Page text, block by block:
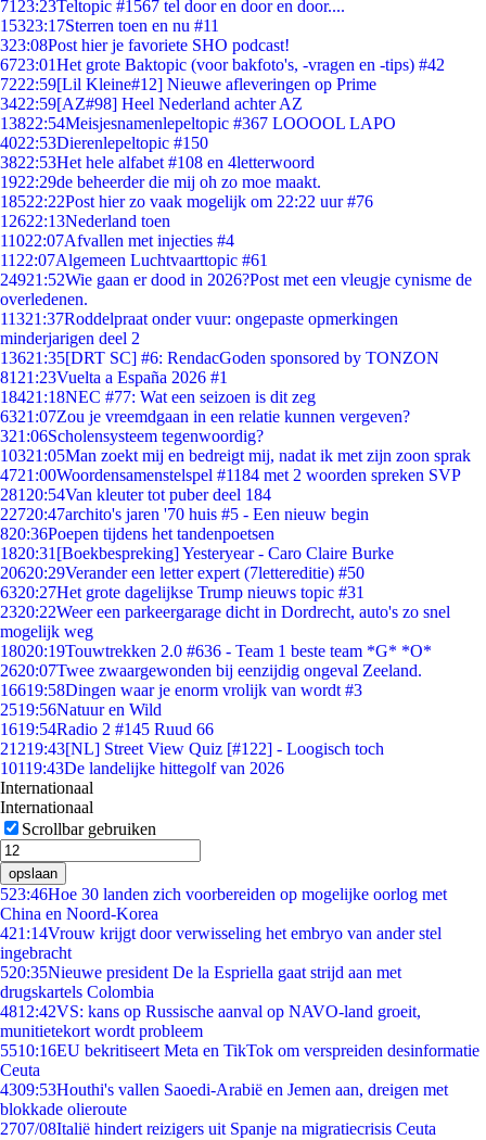
71 23:23Teltopic #1567 tel door en door en door....
15323:17Sterren toen en nu #11
323:08Post hier je favoriete SHO podcast!
6723:01Het grote Baktopic (voor bakfoto's, -vragen en -tips) #42
7222:59[Lil Kleine#12] Nieuwe afleveringen op Prime
3422:59[AZ#98] Heel Nederland achter AZ
13822:54Meisjesnamenlepeltopic #367 LOOOOL LAPO
4022:53Dierenlepeltopic #150
3822:53Het hele alfabet #108 en 4letterwoord
1922:29de beheerder die mij oh zo moe maakt.
18522:22Post hier zo vaak mogelijk om 22:22 uur #76
12622:13Nederland toen
11022:07Afvallen met injecties #4
11 22:07Algemeen Luchtvaarttopic #61
24921:52Wie gaan er dood in 2026?Post met een vleugje cynisme de
overledenen.
11321:37Roddelpraat onder vuur: ongepaste opmerkingen
minderjarigen deel 2
13621:35[DRT SC] #6: RendacGoden sponsored by TONZON
81 21:23Vuelta a España 2026 #1
18421:18NEC #77: Wat een seizoen is dit zeg
6321:07Zou je vreemdgaan in een relatie kunnen vergeven?
321:06Scholensysteem tegenwoordig?
10321:05Man zoekt mij en bedreigt mij, nadat ik met zijn zoon sprak
4721:00Woordensamenstelspel #1184 met 2 woorden spreken SVP
281 20:54Van kleuter tot puber deel 184
22720:47archito's jaren '70 huis #5 - Een nieuw begin
820:36Poepen tijdens het tandenpoetsen
1820:31 [Boekbespreking] Yesteryear - Caro Claire Burke
20620:29Verander een letter expert (7lettereditie) #50
6320:27Het grote dagelijkse Trump nieuws topic #31
2320:22Weer een parkeergarage dicht in Dordrecht, auto's zo snel
mogelijk weg
18020:19Touwtrekken 2.0 #636 - Team 1 beste team *G* *O*
2620:07Twee zwaargewonden bij eenzijdig ongeval Zeeland.
16619:58Dingen waar je enorm vrolijk van wordt #3
2519:56Natuur en Wild
1619:54Radio 2 #145 Ruud 66
21219:43[NL] Street View Quiz [#122] - Loogisch toch
10119:43De landelijke hittegolf van 2026
Internationaal
Internationaal
Scrollbar gebruiken
opslaan
523:46Hoe 30 landen zich voorbereiden op mogelijke oorlog met
China en Noord-Korea
421:14Vrouw krijgt door verwisseling het embryo van ander stel
ingebracht
520:35Nieuwe president De la Espriella gaat strijd aan met
drugskartels Colombia
4812:42VS: kans op Russische aanval op NAVO-land groeit,
munitietekort wordt probleem
5510:16EU bekritiseert Meta en TikTok om verspreiden desinformatie
Ceuta
4309:53Houthi's vallen Saoedi-Arabië en Jemen aan, dreigen met
blokkade olieroute
2707/08Italië hindert reizigers uit Spanje na migratiecrisis Ceuta